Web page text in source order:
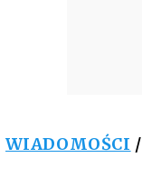
WIADOMOŚCI /